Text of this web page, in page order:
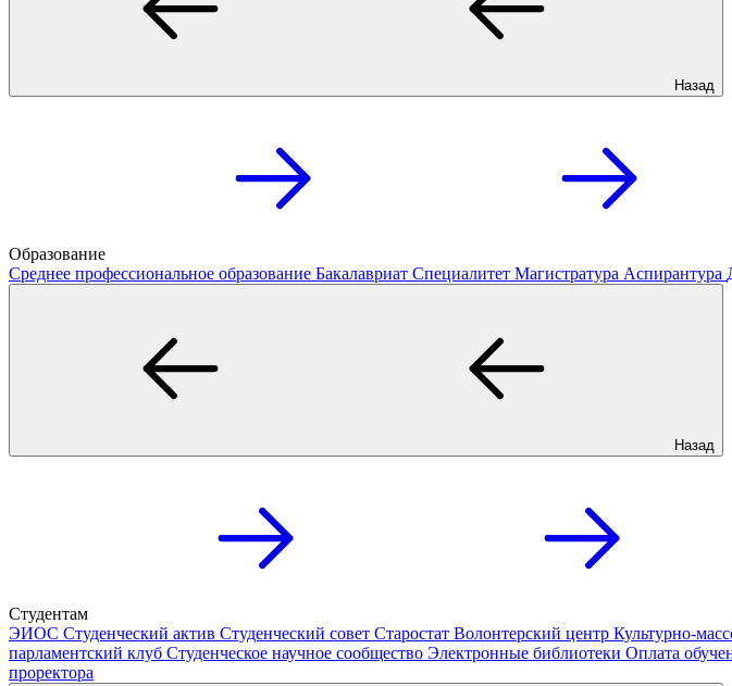
Назад
Образование
Среднее профессиональное образование Бакалавриат Специалитет Магистратура Аспирантура
Назад
Студентам
ЭИОС Студенческий актив Студенческий совет Старостат Волонтерский центр Культурно-
парламентский клуб Студенческое научное сообщество Электронные библиотеки Оплата
проректора